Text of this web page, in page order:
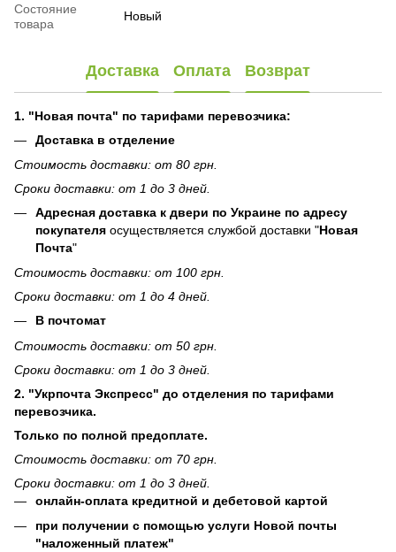
Состояние
товара
Новый
Доставка Оплата Возврат
1. "Новая почта" по тарифами перевозчика:
Доставка в отделение
Стоимость доставки: от 80 грн.
Сроки доставки: от 1 до 3 дней.
Адресная доставка к двери по Украине по адресу
покупателя осуществляется службой доставки "Новая
Почта"
Стоимость доставки: от 100 грн.
Сроки доставки: от 1 до 4 дней.
В почтомат
Стоимость доставки: от 50 грн.
Сроки доставки: от 1 до 3 дней.
2. "Укрпочта Экспресс" до отделения по тарифами
перевозчика.
Только по полной предоплате.
Стоимость доставки: от 70 грн.
Сроки доставки: от 1 до 3 дней.
онлайн-оплата кредитной и дебетовой картой
при получении с помощью услуги Новой почты
"наложенный платеж"